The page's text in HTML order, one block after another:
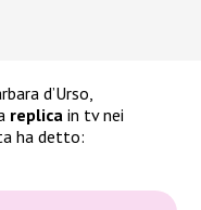
d’Urso,
replica in tv nei
ha detto: